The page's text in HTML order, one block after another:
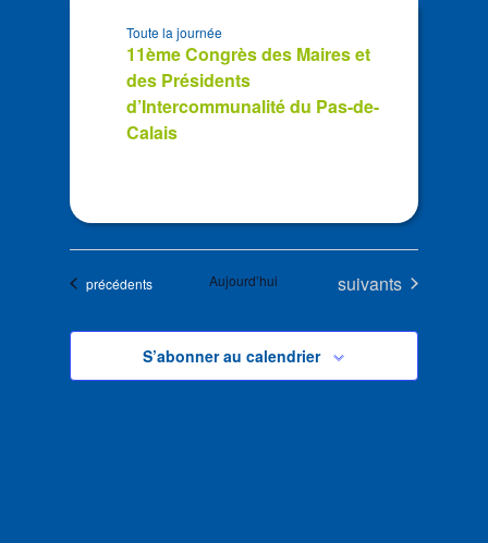
11ème Congrès des Maires et
des Présidents
d’Intercommunalité du Pas-de-
Calais
Toute la journée
Évènements
précédents Aujourd’hui Évènements
suivants
S’abonner au calendrier